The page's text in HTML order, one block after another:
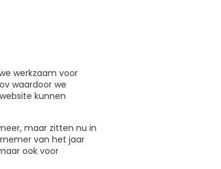
werkzaam voor
waardoor we
kunnen
maar zitten nu in
van het jaar
ook voor